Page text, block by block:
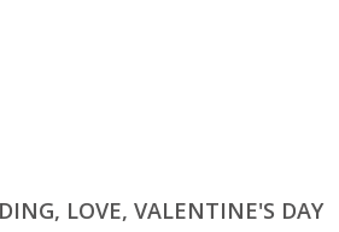
LOVE, VALENTINE'S DAY